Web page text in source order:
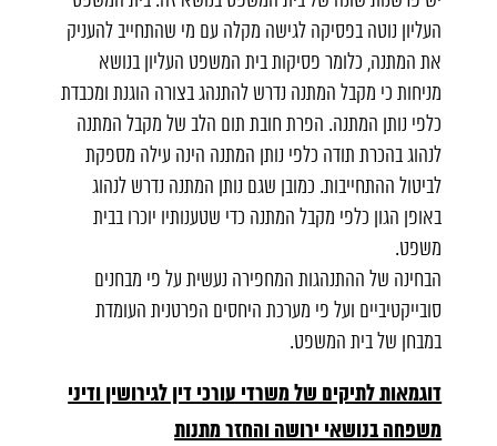
העליון נוטה בפסיקה לגישה מקלה עם מי שהתחייב להעניק
את המתנה, כלומר פסיקות בית המשפט העליון בנושא
מניחות כי מקבל המתנה נדרש להתנהג בצורה הוגנת ומכבדת
כלפי נותן המתנה. הפרת חובת תום הלב של מקבל המתנה
לנהוג בהכרת תודה כלפי נותן המתנה הינה עילה מספקת
לביטול ההתחייבות. כמובן שגם נותן המתנה נדרש לנהוג
באופן הגון כלפי מקבל המתנה כדי שטענותיו יוכרו בבית
משפט.
הבחינה של ההתנהגות המחפירה נעשית על פי מבחנים
סובייקטיביים ועל פי מערכת היחסים הפרטנית העומדת
במבחן של בית המשפט.
דוגמאות לתיקים של משרדי עורכי דין לגירושין ודיני
משפחה בנושאי ירושה והחזר מתנות